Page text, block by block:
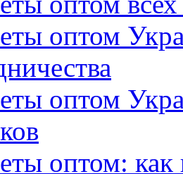
оптом
оптом
оптом: